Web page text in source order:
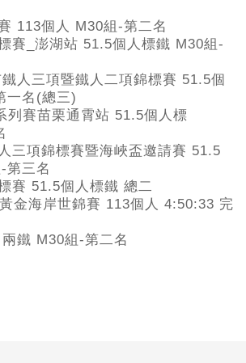
113個人 M30組-第二名
賽_澎湖站 51.5個人標鐵 M30組-
人三項暨鐵人二項錦標賽 51.5個
一名(總三)
列賽苗栗通霄站 51.5個人標
三項錦標賽暨海峽盃邀請賽 51.5
第三名
賽 51.5個人標鐵 總二
金海岸世錦賽 113個人 4:50:33 完
鐵 M30組-第二名